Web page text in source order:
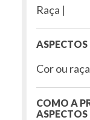
Raça |
Cor ou
COMO A